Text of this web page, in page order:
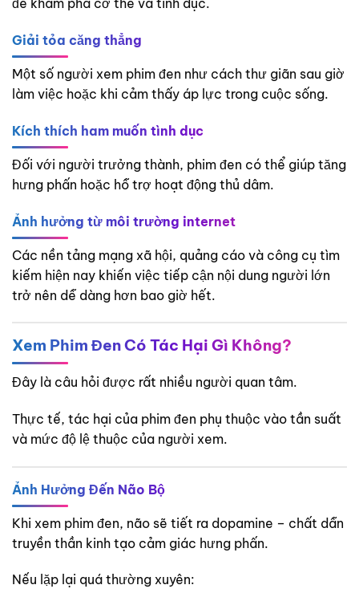
để khám phá cơ thể và tình dục.
Giải tỏa căng thẳng
Một số người xem phim đen như cách thư giãn sau giờ
làm việc hoặc khi cảm thấy áp lực trong cuộc sống.
Kích thích ham muốn tình dục
Đối với người trưởng thành, phim đen có thể giúp tăng
hưng phấn hoặc hỗ trợ hoạt động thủ dâm.
Ảnh hưởng từ môi trường internet
Các nền tảng mạng xã hội, quảng cáo và công cụ tìm
kiếm hiện nay khiến việc tiếp cận nội dung người lớn
trở nên dễ dàng hơn bao giờ hết.
Xem Phim Đen Có Tác Hại Gì Không?
Đây là câu hỏi được rất nhiều người quan tâm.
Thực tế, tác hại của phim đen phụ thuộc vào tần suất
và mức độ lệ thuộc của người xem.
Ảnh Hưởng Đến Não Bộ
Khi xem phim đen, não sẽ tiết ra dopamine – chất dẫn
truyền thần kinh tạo cảm giác hưng phấn.
Nếu lặp lại quá thường xuyên: